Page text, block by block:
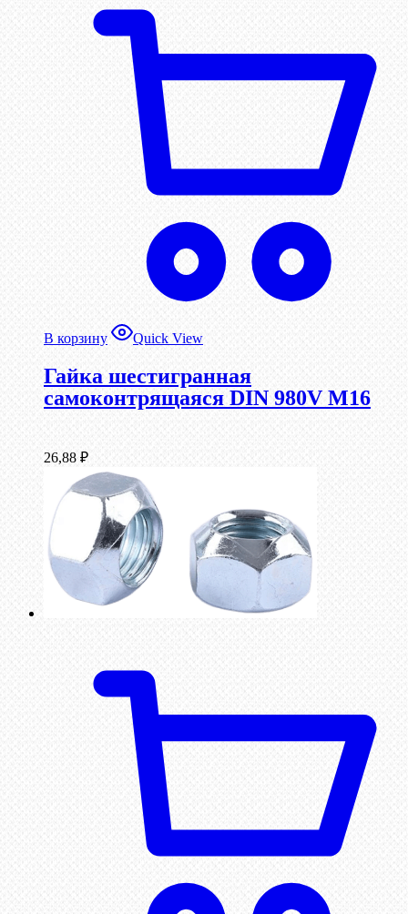
В корзину Quick View
Гайка шестигранная
самоконтрящаяся DIN 980V М16
26,88 ₽